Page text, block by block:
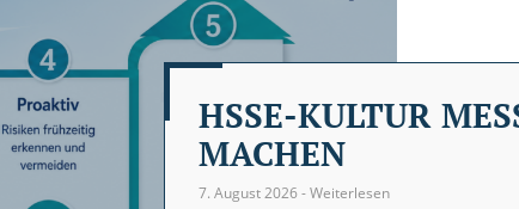
HSSE-KULTUR
MACHEN
7. August 2026 - Weiterlesen